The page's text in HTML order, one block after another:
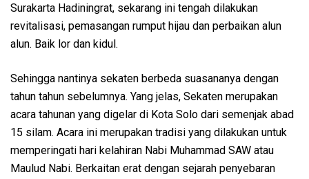
Surakarta Hadiningrat, sekarang ini tengah dilakukan
revitalisasi, pemasangan rumput hijau dan perbaikan alun
alun. Baik lor dan kidul.
Sehingga nantinya sekaten berbeda suasananya dengan
tahun tahun sebelumnya. Yang jelas, Sekaten merupakan
acara tahunan yang digelar di Kota Solo dari semenjak abad
15 silam. Acara ini merupakan tradisi yang dilakukan untuk
memperingati hari kelahiran Nabi Muhammad SAW atau
Maulud Nabi. Berkaitan erat dengan sejarah penyebaran